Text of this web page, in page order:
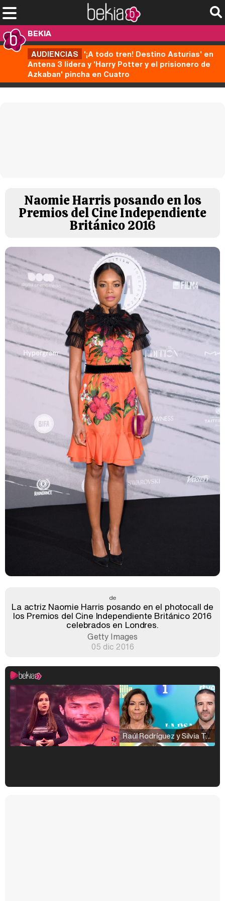
BEKIA
AUDIENCIAS '¡A todo tren! Destino Asturias' en
Antena 3 lidera y 'Harry Potter y el prisionero de
Azkaban' pincha en Cuatro
Naomie Harris posando en los
Premios del Cine Independiente
Británico 2016
de
La actriz Naomie Harris posando en el photocall de
los Premios del Cine Independiente Británico 2016
celebrados en Londres.
Getty Images
05 dic 2016
Raúl Rodríguez y Silvia Taulés nos cuentan su papel en 'La familia de la tele'